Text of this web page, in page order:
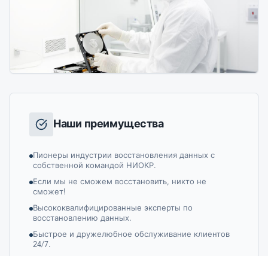
Наши преимущества
Пионеры индустрии восстановления данных с
собственной командой НИОКР.
Если мы не сможем восстановить, никто не
сможет!
Высококвалифицированные эксперты по
восстановлению данных.
Быстрое и дружелюбное обслуживание клиентов
24/7.